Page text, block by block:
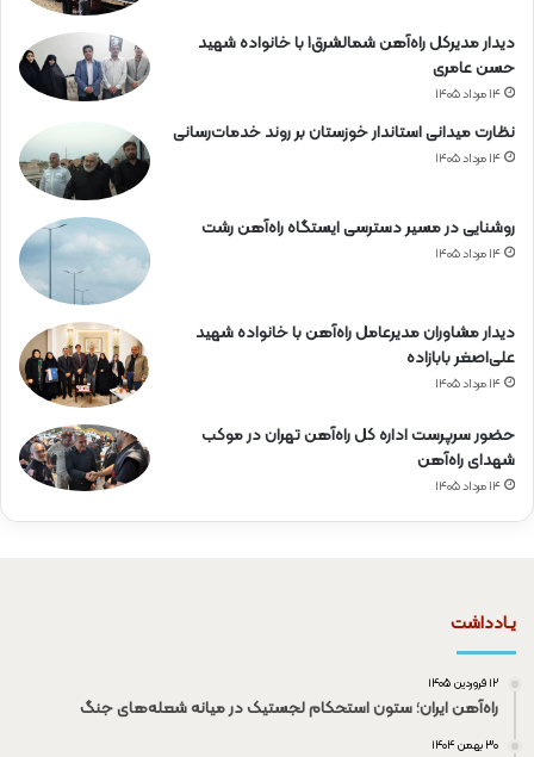
دیدار مدیرکل راه‌آهن شمالشرق۱ با خانواده شهید
حسن عامری
۱۴ مرداد ۱۴۰۵
نظارت میدانی استاندار خوزستان بر روند خدمات‌رسانی
۱۴ مرداد ۱۴۰۵
روشنایی در مسیر دسترسی ایستگاه راه‌آهن رشت
۱۴ مرداد ۱۴۰۵
دیدار مشاوران مدیرعامل راه‌آهن با خانواده شهید
علی‌اصغر بابازاده
۱۴ مرداد ۱۴۰۵
حضور سرپرست اداره کل راه‌آهن تهران در موکب
شهدای راه‌آهن
۱۴ مرداد ۱۴۰۵
یـادداشت
۱۲ فروردین ۱۴۰۵
راه‌آهن ایران؛ ستون استحکام لجستیک در میانه شعله‌های جنگ
۳۰ بهمن ۱۴۰۴